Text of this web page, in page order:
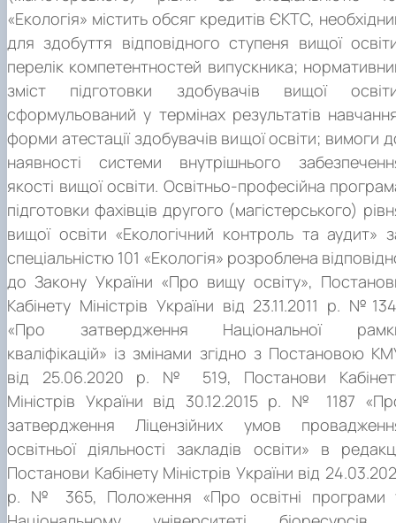
«Екологія» містить обсяг кредитів ЄКТС,
для здобуття відповідного ступеня вищої
перелік компетентностей випускника;
зміст підготовки здобувачів вищої
сформульований у термінах результатів
форми атестації здобувачів вищої освіти; вимоги
наявності системи внутрішнього
якості вищої освіти. Освітньо-професійна
підготовки фахівців другого (магістерського)
вищої освіти «Екологічний контроль та аудит»
спеціальністю 101 «Екологія» розроблена
до Закону України «Про вищу освіту»,
Кабінету Міністрів України від 23.11.2011 р.
«Про затвердження Національної
кваліфікацій» із змінами згідно з Постановою
від 25.06.2020 р. № 519, Постанови
Міністрів України від 30.12.2015 р. № 1187
затвердження Ліцензійних умов
освітньої діяльності закладів освіти» в
Постанови Кабінету Міністрів України від
р. № 365, Положення «Про освітні програми